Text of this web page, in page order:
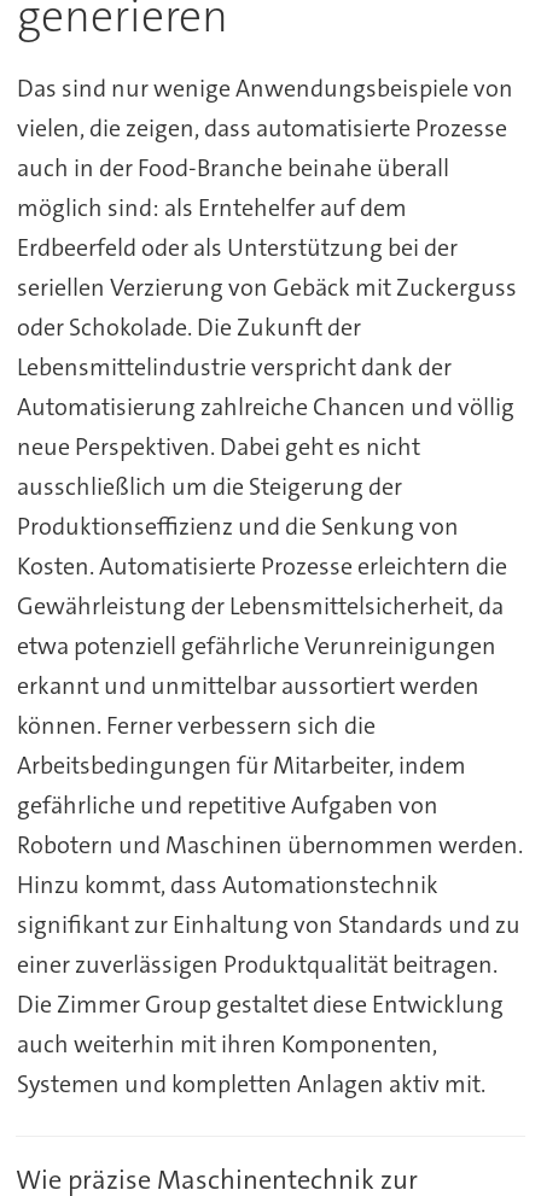
generieren
Das sind nur wenige Anwendungsbeispiele von
vielen, die zeigen, dass automatisierte Prozesse
auch in der Food-Branche beinahe überall
möglich sind: als Erntehelfer auf dem
Erdbeerfeld oder als Unterstützung bei der
seriellen Verzierung von Gebäck mit Zuckerguss
oder Schokolade. Die Zukunft der
Lebensmittelindustrie verspricht dank der
Automatisierung zahlreiche Chancen und völlig
neue Perspektiven. Dabei geht es nicht
ausschließlich um die Steigerung der
Produktionseffizienz und die Senkung von
Kosten. Automatisierte Prozesse erleichtern die
Gewährleistung der Lebensmittelsicherheit, da
etwa potenziell gefährliche Verunreinigungen
erkannt und unmittelbar aussortiert werden
können. Ferner verbessern sich die
Arbeitsbedingungen für Mitarbeiter, indem
gefährliche und repetitive Aufgaben von
Robotern und Maschinen übernommen werden.
Hinzu kommt, dass Automationstechnik
signifikant zur Einhaltung von Standards und zu
einer zuverlässigen Produktqualität beitragen.
Die Zimmer Group gestaltet diese Entwicklung
auch weiterhin mit ihren Komponenten,
Systemen und kompletten Anlagen aktiv mit.
Wie präzise Maschinentechnik zur